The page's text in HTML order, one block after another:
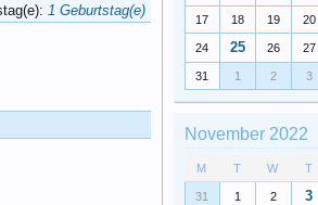
1 Geburtstag(e)
17 18 19 20
24 25 26 27
31 1 2 3
November 2022
M T W T
31 1 2 3